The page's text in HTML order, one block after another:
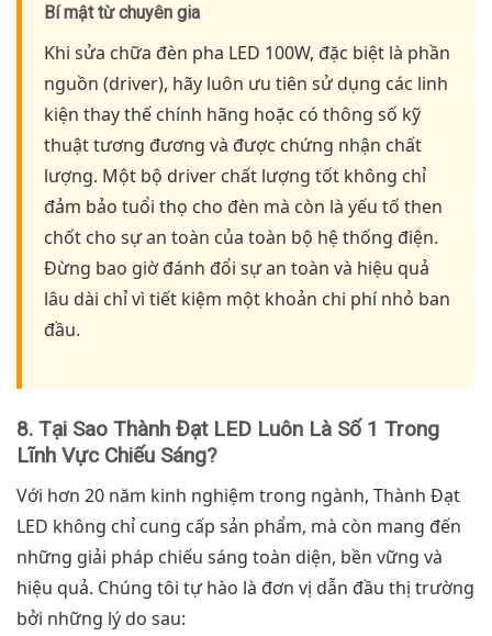
Bí mật từ chuyên gia
Khi sửa chữa đèn pha LED 100W, đặc biệt là phần
nguồn (driver), hãy luôn ưu tiên sử dụng các linh
kiện thay thế chính hãng hoặc có thông số kỹ
thuật tương đương và được chứng nhận chất
lượng. Một bộ driver chất lượng tốt không chỉ
đảm bảo tuổi thọ cho đèn mà còn là yếu tố then
chốt cho sự an toàn của toàn bộ hệ thống điện.
Đừng bao giờ đánh đổi sự an toàn và hiệu quả
lâu dài chỉ vì tiết kiệm một khoản chi phí nhỏ ban
đầu.
8. Tại Sao Thành Đạt LED Luôn Là Số 1 Trong
Lĩnh Vực Chiếu Sáng?
Với hơn 20 năm kinh nghiệm trong ngành, Thành Đạt
LED không chỉ cung cấp sản phẩm, mà còn mang đến
những giải pháp chiếu sáng toàn diện, bền vững và
hiệu quả. Chúng tôi tự hào là đơn vị dẫn đầu thị trường
bởi những lý do sau: